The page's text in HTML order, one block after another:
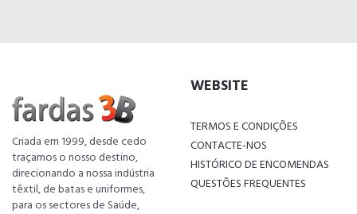
Criada em 1999, desde cedo
traçamos o nosso destino,
direcionando a nossa indústria
têxtil, de batas e uniformes,
para os sectores de Saúde,
WEBSITE
TERMOS E CONDIÇÕES
CONTACTE-NOS
HISTÓRICO DE ENCOMENDAS
QUESTÕES FREQUENTES